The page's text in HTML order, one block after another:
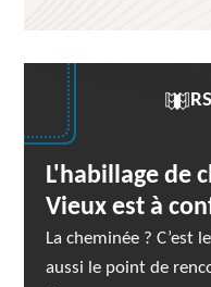
L'habillage de
Vieux est à
La cheminée ? C’est
aussi le point de